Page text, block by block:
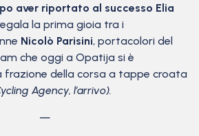
aver riportato al successo Elia
la prima gioia tra i
Nicolò Parisini, portacolori del
che oggi a Opatija si è
della corsa a tappe croata
Agency, l’arrivo).
—